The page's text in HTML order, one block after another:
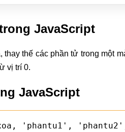
JavaScript
thay thế các phần tử trong một
vị trí 0.
JavaScript
'phantu1',